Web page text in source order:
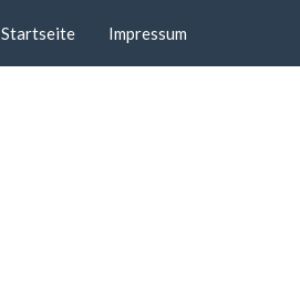
Startseite Impressum